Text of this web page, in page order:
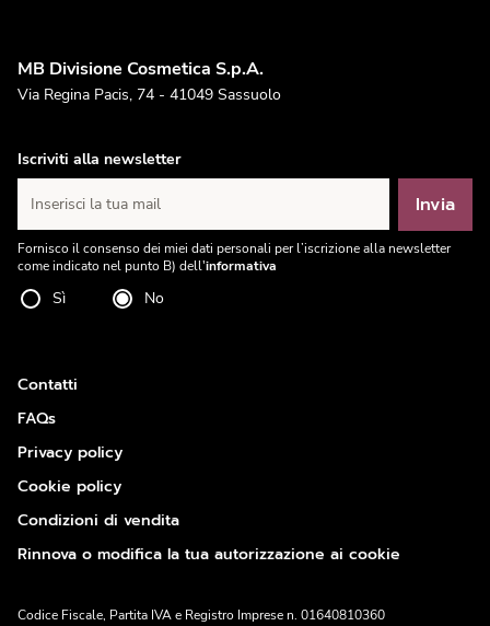
MB Divisione Cosmetica S.p.A.
Via Regina Pacis, 74 - 41049 Sassuolo
Iscriviti alla newsletter
Inserisci la tua mail Invia
Fornisco il consenso dei miei dati personali per l’iscrizione alla newsletter
come indicato nel punto B) dell'informativa
Sì No
Contatti
FAQs
Privacy policy
Cookie policy
Condizioni di vendita
Rinnova o modifica la tua autorizzazione ai cookie
Codice Fiscale, Partita IVA e Registro Imprese n. 01640810360